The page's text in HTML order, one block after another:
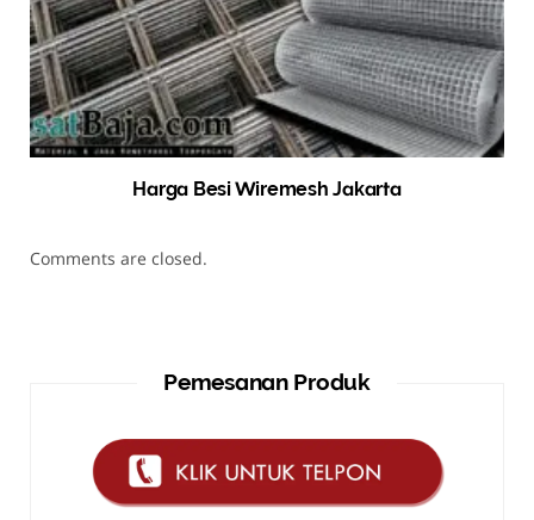
Harga Besi Wiremesh Jakarta
Comments are closed.
Pemesanan Produk